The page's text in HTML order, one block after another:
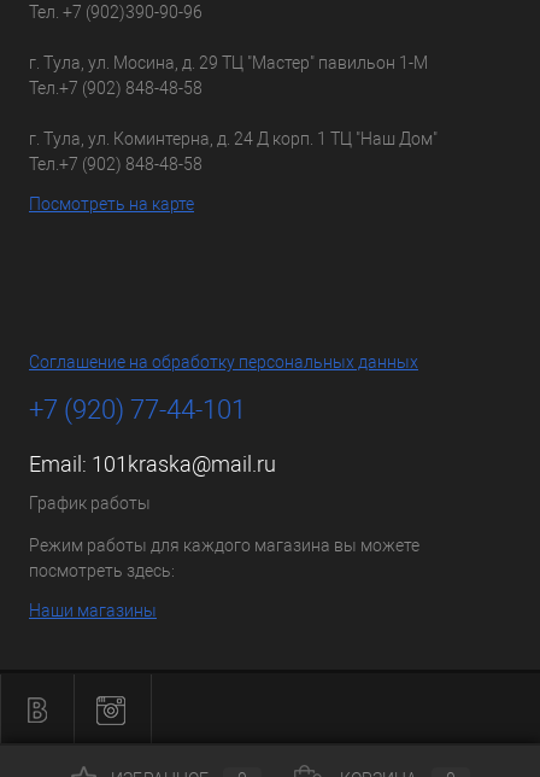
Тел. +7 (902)390-90-96
г. Тула, ул. Мосина, д. 29 ТЦ "Мастер" павильон 1-М
Тел. +7 (902) 848-48-58
г. Тула, ул. Коминтерна, д. 24 Д корп. 1 ТЦ "Наш Дом"
Тел. +7 (902) 848-48-58
Посмотреть на карте
Соглашение на обработку персональных данных
+7 (920) 77-44-101
Email: 101kraska@mail.ru
График работы
Режим работы для каждого магазина вы можете
посмотреть здесь:
Наши магазины